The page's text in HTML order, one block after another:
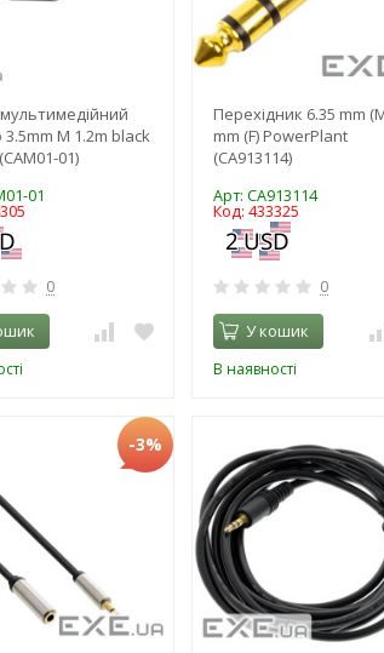
3.5mm M 1.2m black
01)
01
0
Перехідник 6.35 mm
mm (F) PowerPlant
(CA913114)
Арт: CA913114
Код: 433325
0
У кошик
В наявності
-3%